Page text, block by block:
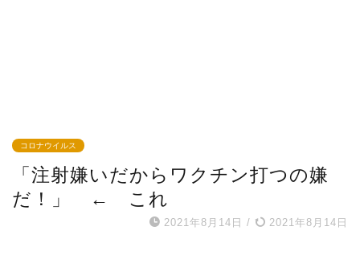
コロナウイルス
「注射嫌いだからワクチン打つの嫌
だ！」 ← これ
2021年8月14日 / 2021年8月14日